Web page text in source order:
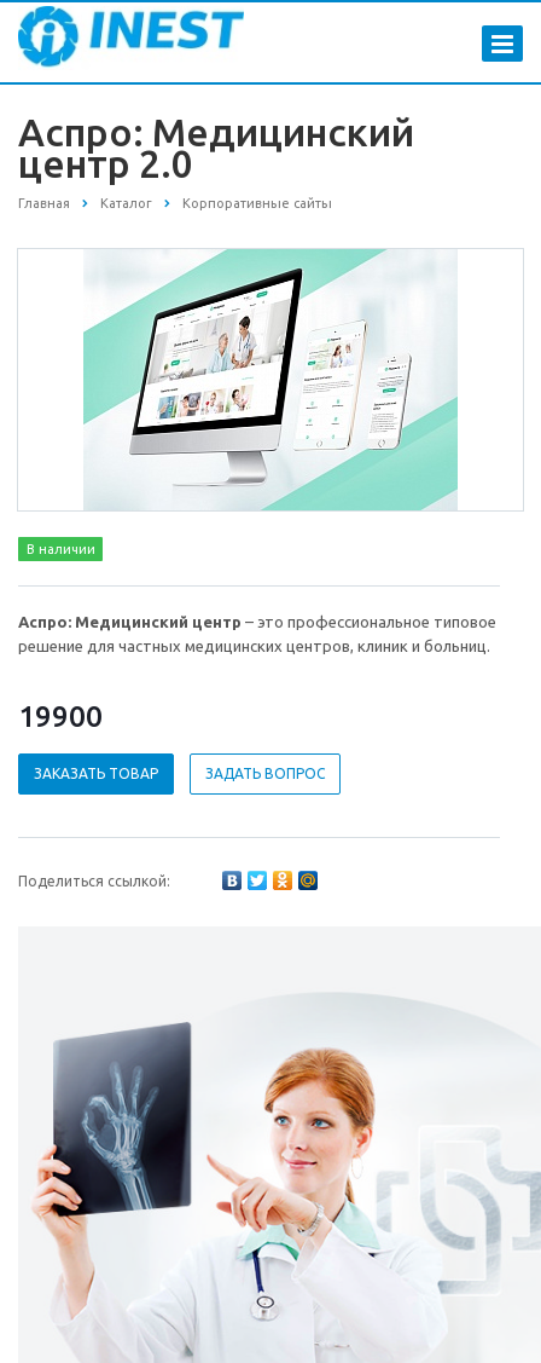
Аспро: Медицинский
центр 2.0
Главная Каталог Корпоративные сайты
В наличии
Аспро: Медицинский центр – это профессиональное типовое
решение для частных медицинских центров, клиник и больниц.
19900
ЗАКАЗАТЬ ТОВАР ЗАДАТЬ ВОПРОС
Поделиться ссылкой: